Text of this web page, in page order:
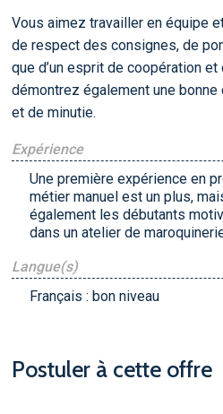
Vous aimez travailler en équipe
de respect des consignes, de
que d’un esprit de coopération et
démontrez également une
et de minutie.
Expérience
Une première expérience en
métier manuel est un plus,
également les débutants
dans un atelier de
Langue(s)
Français : bon niveau
Postuler à cette offre